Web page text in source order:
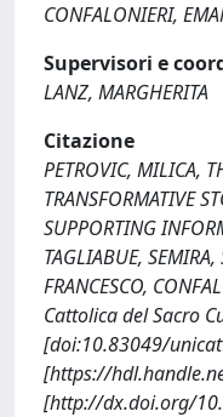
CONFALONIERI,
Supervisori e
LANZ, MARGHERITA
Citazione
PETROVIC, MILICA,
TRANSFORMATIVE
SUPPORTING
TAGLIABUE,
FRANCESCO,
Cattolica del Sacro
[doi:10.83049/
[https://
[http://dx.doi.org/